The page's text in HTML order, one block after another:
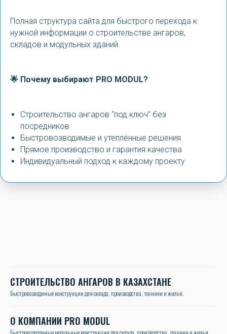
Полная структура сайта для быстрого перехода к
нужной информации о строительстве ангаров,
складов и модульных зданий.
🌟 Почему выбирают PRO MODUL?
Строительство ангаров “под ключ” без
посредников
Быстровозводимые и утеплённые решения
Прямое производство и гарантия качества
Индивидуальный подход к каждому проекту
СТРОИТЕЛЬСТВО АНГАРОВ В КАЗАХСТАНЕ
Быстровозводимые конструкции для склада, производства, техники и жилья.
О КОМПАНИИ PRO MODUL
Быстровозводимые модульные конструкции для склада, производства, техники и жилья.